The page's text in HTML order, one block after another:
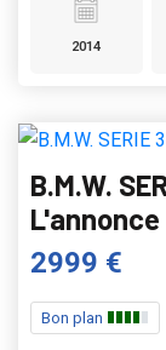
2014
B.M.W.
L'annonce
2999 €
Bon plan